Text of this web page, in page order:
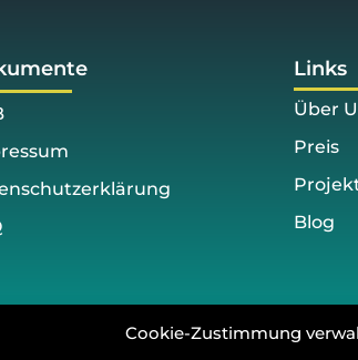
Cookie-Zustimmung
Links
Über
Preis
Blog